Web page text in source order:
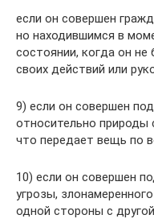
если он совершен
но находившимся в
состоянии, когда он
своих действий или
9) если он совершен
относительно природы
что передает вещь по
10) если он совершен
угрозы,
одной стороны с